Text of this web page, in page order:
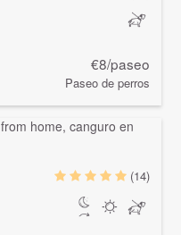
€8/paseo
Paseo de perros
(14)